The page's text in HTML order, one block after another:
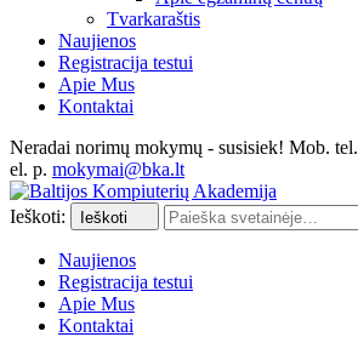
Tvarkaraštis
Naujienos
Registracija testui
Apie Mus
Kontaktai
Neradai norimų mokymų - susisiek! Mob. tel.
el. p. mokymai@bka.lt
Ieškoti: Ieškoti
Naujienos
Registracija testui
Apie Mus
Kontaktai